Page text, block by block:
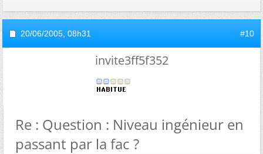
20/06/2005, 08h31 #10
invite3ff5f352
Re : Question : Niveau ingénieur en
passant par la fac ?